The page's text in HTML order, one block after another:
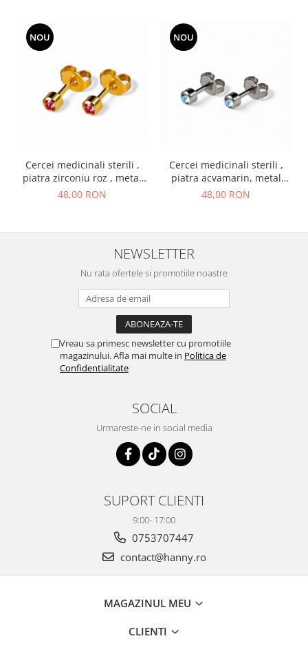
NOU
Cercei medicinali sterili ,
piatra zirconiu roz , metal
auriu, OCTOMBRIE
48,00 RON
NOU
Cercei medicinali sterili ,
piatra acvamarin, metal
argintiu, MARTIE
48,00 RON
NEWSLETTER
Nu rata ofertele si promotiile noastre
Vreau sa primesc newsletter cu promotiile
magazinului. Afla mai multe in Politica de
Confidentialitate
SOCIAL
Urmareste-ne in social media
SUPORT CLIENTI
9:00- 17:00
0753707447
contact@hanny.ro
MAGAZINUL MEU
CLIENTI